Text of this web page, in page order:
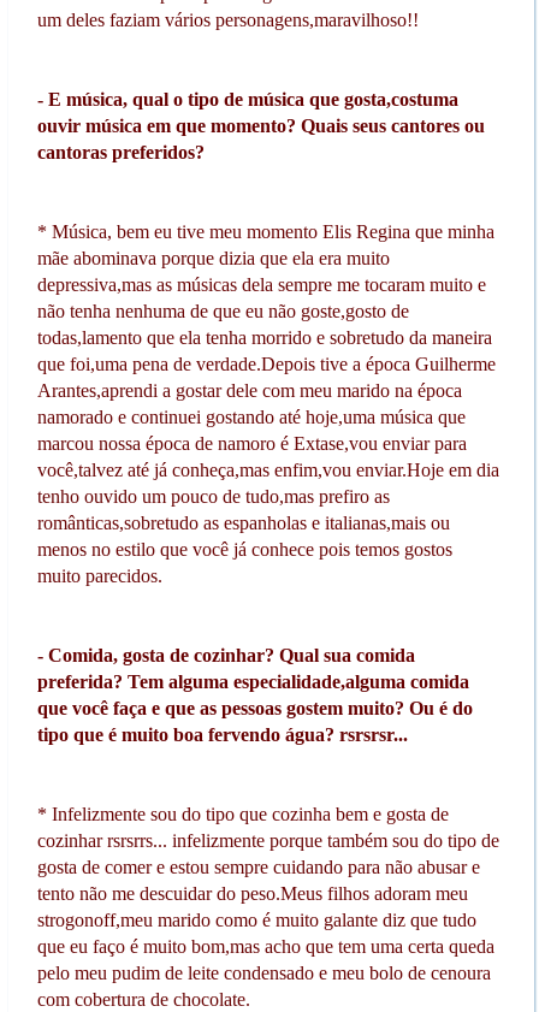
um deles faziam vários personagens,maravilhoso!!
- E música, qual o tipo de música que gosta,costuma
ouvir música em que momento? Quais seus cantores ou
cantoras preferidos?
* Música, bem eu tive meu momento Elis Regina que minha
mãe abominava porque dizia que ela era muito
depressiva,mas as músicas dela sempre me tocaram muito e
não tenha nenhuma de que eu não goste,gosto de
todas,lamento que ela tenha morrido e sobretudo da maneira
que foi,uma pena de verdade.Depois tive a época Guilherme
Arantes,aprendi a gostar dele com meu marido na época
namorado e continuei gostando até hoje,uma música que
marcou nossa época de namoro é Extase,vou enviar para
você,talvez até já conheça,mas enfim,vou enviar.Hoje em dia
tenho ouvido um pouco de tudo,mas prefiro as
românticas,sobretudo as espanholas e italianas,mais ou
menos no estilo que você já conhece pois temos gostos
muito parecidos.
- Comida, gosta de cozinhar? Qual sua comida
preferida? Tem alguma especialidade,alguma comida
que você faça e que as pessoas gostem muito? Ou é do
tipo que é muito boa fervendo água? rsrsrsr...
* Infelizmente sou do tipo que cozinha bem e gosta de
cozinhar rsrsrrs... infelizmente porque também sou do tipo de
gosta de comer e estou sempre cuidando para não abusar e
tento não me descuidar do peso.Meus filhos adoram meu
strogonoff,meu marido como é muito galante diz que tudo
que eu faço é muito bom,mas acho que tem uma certa queda
pelo meu pudim de leite condensado e meu bolo de cenoura
com cobertura de chocolate.